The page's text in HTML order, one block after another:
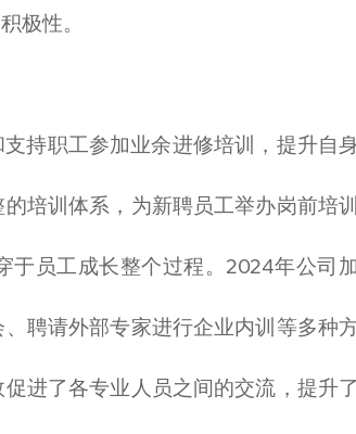
极性。
持职工参加业余进修培训，提升自
培训体系，为新聘员工举办岗前培训
于员工成长整个过程。2024年公司
聘请外部专家进行企业内训等多种
进了各专业人员之间的交流，提升